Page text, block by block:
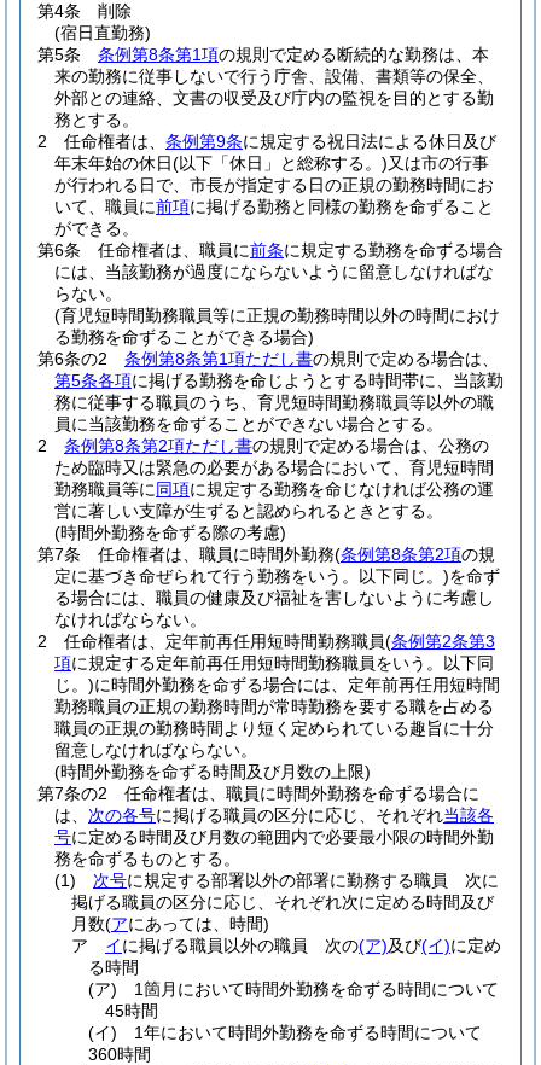
第4条
削除
(宿日直勤務)
第5条
条例第8条第1項の規則で定める断続的な勤務は、本
来の勤務に従事しないで行う庁舎、設備、書類等の保全、
外部との連絡、文書の収受及び庁内の監視を目的とする勤
務とする。
2
任命権者は、 条例第9条に規定する祝日法による休日及び
年末年始の休日(以下「休日」と総称する。)又は市の行事
が行われる日で、市長が指定する日の正規の勤務時間にお
いて、職員に前項に掲げる勤務と同様の勤務を命ずること
ができる。
第6条
任命権者は、職員に前条に規定する勤務を命ずる場合
には、当該勤務が過度にならないように留意しなければな
らない。
(育児短時間勤務職員等に正規の勤務時間以外の時間におけ
る勤務を命ずることができる場合)
第6条の2
条例第8条第1項ただし書の規則で定める場合は、
第5条各項に掲げる勤務を命じようとする時間帯に、当該勤
務に従事する職員のうち、育児短時間勤務職員等以外の職
員に当該勤務を命ずることができない場合とする。
2
条例第8条第2項ただし書の規則で定める場合は、公務の
ため臨時又は緊急の必要がある場合において、育児短時間
勤務職員等に同項に規定する勤務を命じなければ公務の運
営に著しい支障が生ずると認められるときとする。
(時間外勤務を命ずる際の考慮)
第7条
任命権者は、職員に時間外勤務(条例第8条第2項の規
定に基づき命ぜられて行う勤務をいう。以下同じ。)を命ず
る場合には、職員の健康及び福祉を害しないように考慮し
なければならない。
2
任命権者は、定年前再任用短時間勤務職員(条例第2条第3
項に規定する定年前再任用短時間勤務職員をいう。以下同
じ。)に時間外勤務を命ずる場合には、定年前再任用短時間
勤務職員の正規の勤務時間が常時勤務を要する職を占める
職員の正規の勤務時間より短く定められている趣旨に十分
留意しなければならない。
(時間外勤務を命ずる時間及び月数の上限)
第7条の2
任命権者は、職員に時間外勤務を命ずる場合に
は、 次の各号に掲げる職員の区分に応じ、それぞれ当該各
号に定める時間及び月数の範囲内で必要最小限の時間外勤
務を命ずるものとする。
(1)
次号に規定する部署以外の部署に勤務する職員 次に
掲げる職員の区分に応じ、それぞれ次に定める時間及び
月数(アにあっては、時間)
ア
イに掲げる職員以外の職員 次の(ア)及び(イ)に定め
る時間
(ア)
1箇月において時間外勤務を命ずる時間について
45時間
(イ)
1年において時間外勤務を命ずる時間について
360時間